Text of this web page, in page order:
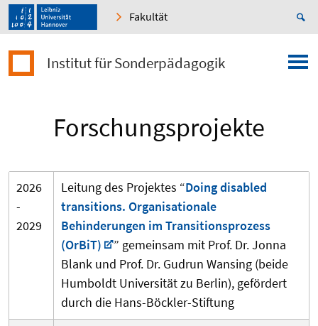
Fakultät
Institut für Sonderpädagogik
Forschungsprojekte
2026
-
2029
Leitung des Projektes “Doing disabled
transitions. Organisationale
Behinderungen im Transitionsprozess
(OrBiT)
” gemeinsam mit Prof. Dr. Jonna
Blank und Prof. Dr. Gudrun Wansing (beide
Humboldt Universität zu Berlin), gefördert
durch die Hans-Böckler-Stiftung